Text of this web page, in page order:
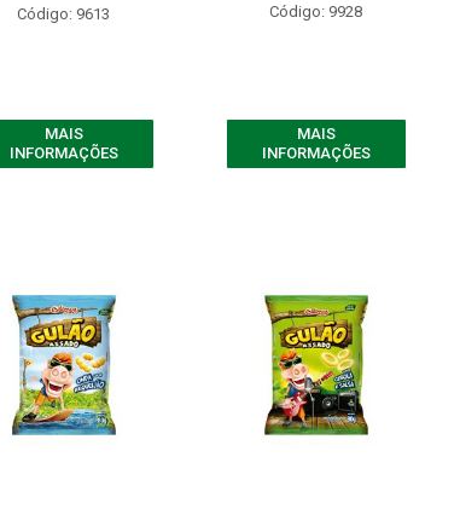
Código: 9613
MAIS
INFORMAÇÕES
Código: 9928
MAIS
INFORMAÇÕES